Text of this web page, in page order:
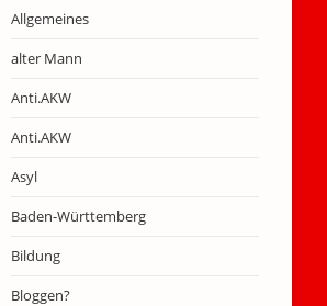
Allgemeines
alter Mann
Anti.AKW
Anti.AKW
Asyl
Baden-Württemberg
Bildung
Bloggen?